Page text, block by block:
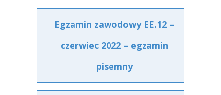
Egzamin zawodowy EE.12 –
czerwiec 2022 – egzamin
pisemny